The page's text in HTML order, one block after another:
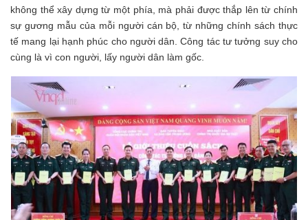
không thể xây dựng từ một phía, mà phải được thắp lên từ chính
sự gương mẫu của mỗi người cán bộ, từ những chính sách thực
tế mang lại hạnh phúc cho người dân. Công tác tư tưởng suy cho
cùng là vì con người, lấy người dân làm gốc.